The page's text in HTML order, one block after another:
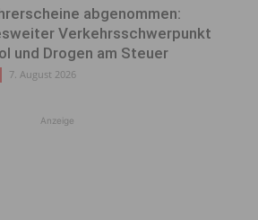
abgenommen:
Verkehrsschwerpunkt
und Drogen am Steuer
7. August 2026
Anzeige